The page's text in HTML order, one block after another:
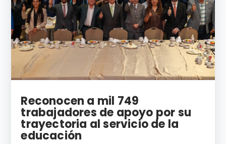
Reconocen a mil 749
trabajadores de apoyo por su
trayectoria al servicio de la
educación